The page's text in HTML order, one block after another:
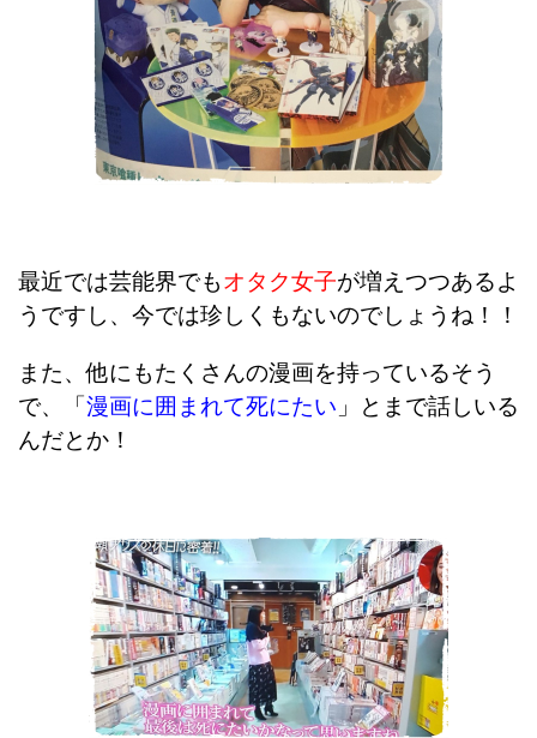
最近では芸能界でもオタク女子が増えつつあるよ
うですし、今では珍しくもないのでしょうね！！
また、他にもたくさんの漫画を持っているそう
で、「漫画に囲まれて死にたい 」とまで話しいる
んだとか！